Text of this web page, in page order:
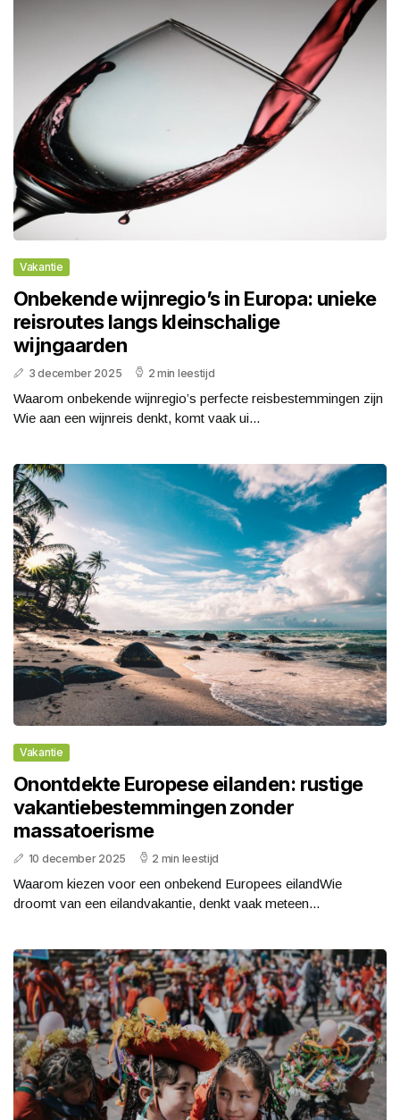
Vakantie
Onbekende wijnregio’s in Europa: unieke
reisroutes langs kleinschalige
wijngaarden
3 december 2025 2 min leestijd
Waarom onbekende wijnregio’s perfecte reisbestemmingen zijn
Wie aan een wijnreis denkt, komt vaak ui...
Vakantie
Onontdekte Europese eilanden: rustige
vakantiebestemmingen zonder
massatoerisme
10 december 2025 2 min leestijd
Waarom kiezen voor een onbekend Europees eilandWie
droomt van een eilandvakantie, denkt vaak meteen...